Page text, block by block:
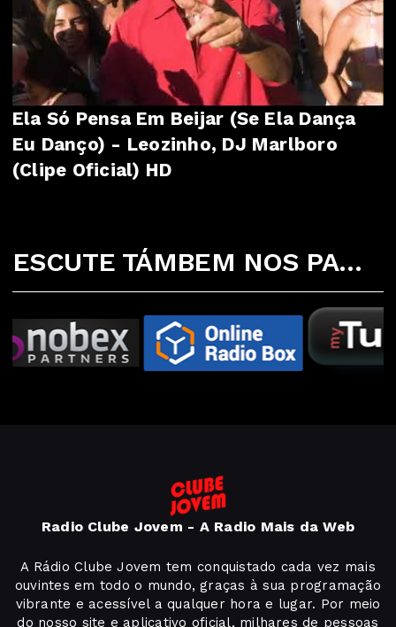
Ela Só Pensa Em Beijar (Se Ela Dança
Eu Danço) - Leozinho, DJ Marlboro
(Clipe Oficial) HD
ESCUTE TÁMBEM NOS PARCEIROS ABAIXO
Radio Clube Jovem - A Radio Mais da Web
A Rádio Clube Jovem tem conquistado cada vez mais
ouvintes em todo o mundo, graças à sua programação
vibrante e acessível a qualquer hora e lugar. Por meio
do nosso site e aplicativo oficial, milhares de pessoas